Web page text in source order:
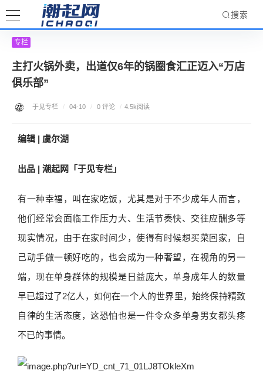
搜索
专栏
主打火锅外卖，出道仅6年的锅圈食汇正迈入“万店
俱乐部”
于见专栏 / 04-10 / 0 评论 / 4.5k阅读
编辑 | 虞尔湖
出品 | 潮起网「于见专栏」
有一种幸福，叫在家吃饭，尤其是对于不少成年人而言，
他们经常会面临工作压力大、生活节奏快、交往应酬多等
现实情况，由于在家时间少，使得有时候想买菜回家，自
己动手做一顿好吃的，也会成为一种奢望，在视角的另一
端，现在单身群体的规模是日益庞大，单身成年人的数量
早已超过了2亿人，如何在一个人的世界里，始终保持精致
自律的生活态度，这恐怕也是一件令众多单身男女都头疼
不已的事情。